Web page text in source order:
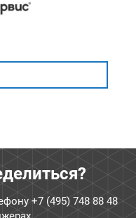
+7 (495) 748 88 48